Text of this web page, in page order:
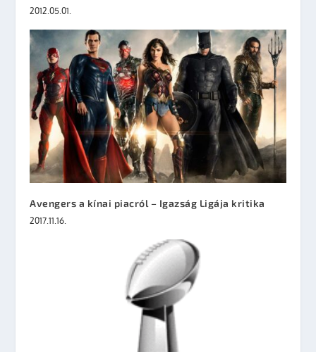
2012.05.01.
Avengers a kínai piacról – Igazság Ligája kritika
2017.11.16.